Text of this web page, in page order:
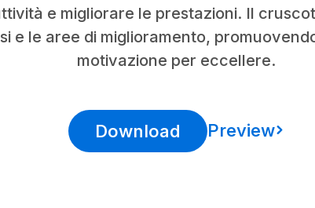
e migliorare le prestazioni. Il
e le aree di miglioramento,
motivazione per eccellere.
Download Preview